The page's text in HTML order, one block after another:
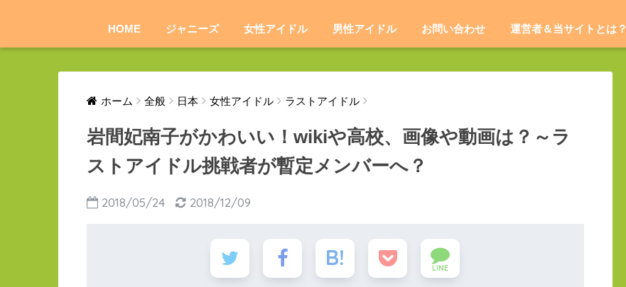
HOME ジャニーズ 女性アイドル 男性アイドル お問い合わせ 運営者＆当サイトとは？
ホーム 全般 日本 女性アイドル ラストアイドル
岩間妃南子がかわいい！wikiや高校、画像や動画は？～ラ
ストアイドル挑戦者が暫定メンバーへ？
2018/05/24 2018/12/09
LINE